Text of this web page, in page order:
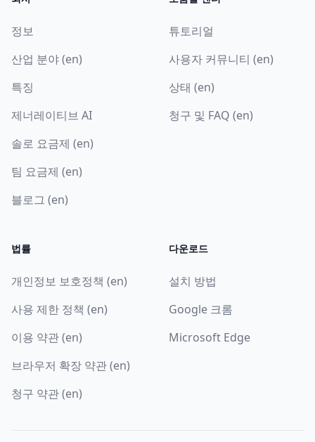
정보
산업 분야 (en)
특징
제너레이티브 AI
솔로 요금제 (en)
팀 요금제 (en)
블로그 (en)
튜토리얼
사용자 커뮤니티 (en)
상태 (en)
청구 및 FAQ (en)
법률
개인정보 보호정책 (en)
사용 제한 정책 (en)
이용 약관 (en)
브라우저 확장 약관 (en)
청구 약관 (en)
다운로드
설치 방법
Google 크롬
Microsoft Edge